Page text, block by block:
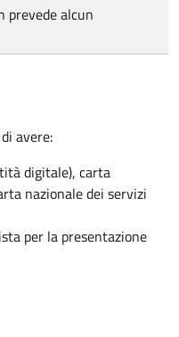
prevede alcun
avere:
digitale), carta
nazionale dei servizi
per la presentazione